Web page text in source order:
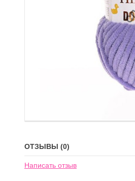
ОТЗЫВЫ (0)
Написать отзыв